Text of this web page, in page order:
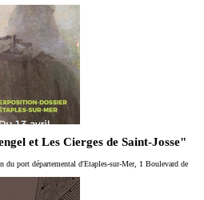
et Les Cierges de Saint-Josse"
du port départemental d'Etaples-sur-Mer, 1 Boulevard de